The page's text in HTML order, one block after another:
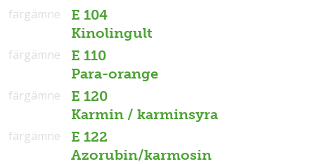
E 104
Kinolingult
färgämne
E 110
Para-orange
färgämne
E 120
Karmin / karminsyra
färgämne
E 122
Azorubin/karmosin
färgämne